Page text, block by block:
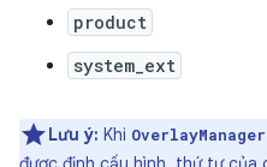
product
system_ext
Lưu ý: Khi